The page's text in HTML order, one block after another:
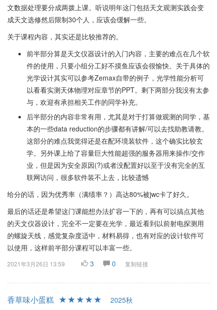
文数据处理要分成两拨上课。听说明年这门包括天文观测实践会变
成天文选修然后限制30个人，应该会缓解一些。
关于课程内容，其实还是比较推荐的。
前半部分算是天文仪器设计的入门内容，主要的难点在几个软
件的使用，只要小组分工好不摸鱼应该会很愉快。关于具体的
光学设计其实可以参考Zemax自带的例子，光学性能分析可
以看看实测天体物理对应章节的PPT。剩下两部分我没有太参
与，欢迎有承担相关工作的同学补充。
后半部分的内容非常有用，尤其是对于打算做观测的同学，基
本的一些data reduction的步骤都有讲解/可以去找助教请教。
这部分的难点我觉得还是在配环境装软件，这个确实比较玄
学。另外课上给了容量巨大性能超强的服务器用来操作/交作
业，但是因为安全原因(?)或者没配置好以至于没有完全的互
联网访问，很多软件装不上去，比较遗憾
给分的话，因为优秀率（满绩率？）高达80%被jwc卡了好久。
最后的话还是希望这门课能想办法扩容一下的，再有可以搞点其他
的天文仪器设计，完全不一定要在光学，最近看到以前射电探测用
的螺旋天线，感觉复杂度适中，材料易得，也有对应的设计软件可
以使用，这样前半部分课程可以丰富一些。
2021年3月26日 13:59 3 0 复制链接
香草味小蛋糕
2025秋